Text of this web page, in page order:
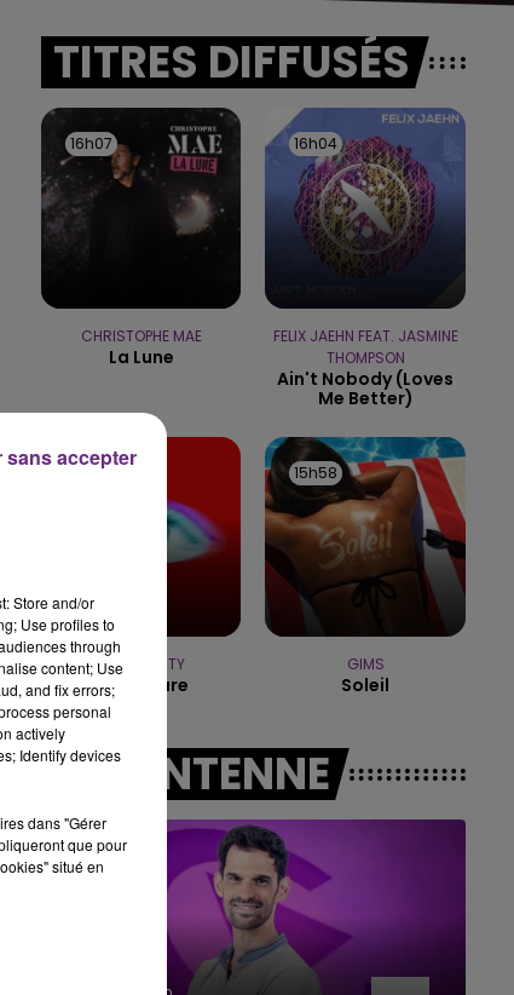
11h00 - 16h00
LE WEEK-END CHAMPAGNE FM
TITRES DIFFUSÉS
16h07
16h07
CHRISTOPHE MAE
La Lune
16h04
16h04
FELIX JAEHN FEAT. JASMINE
THOMPSON
Ain't Nobody (loves
Me Better)
16h01
16h01
TEMPER CITY
Self Aware
15h58
15h58
GIMS
Soleil
A L'ANTENNE
Store and/or
Use profiles to
through
content; Use
and fix errors;
personal
actively
Identify devices
dans "Gérer
que pour
situé en
sans accepter